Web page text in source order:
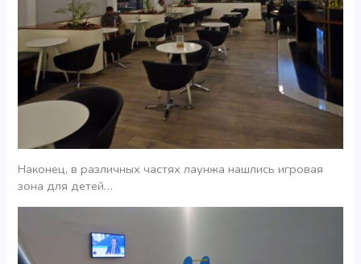
Наконец, в различных частях лаунжа нашлись игровая
зона для детей…